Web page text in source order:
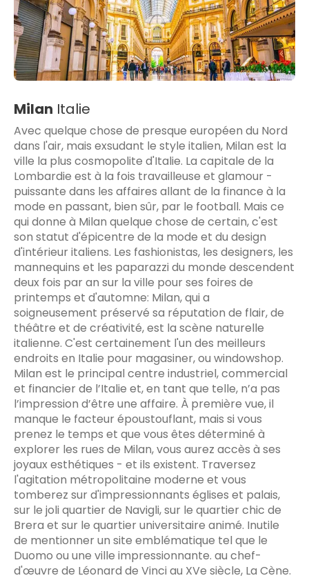
Milan Italie
Avec quelque chose de presque européen du Nord
dans l'air, mais exsudant le style italien, Milan est la
ville la plus cosmopolite d'Italie. La capitale de la
Lombardie est à la fois travailleuse et glamour -
puissante dans les affaires allant de la finance à la
mode en passant, bien sûr, par le football. Mais ce
qui donne à Milan quelque chose de certain, c'est
son statut d'épicentre de la mode et du design
d'intérieur italiens. Les fashionistas, les designers, les
mannequins et les paparazzi du monde descendent
deux fois par an sur la ville pour ses foires de
printemps et d'automne: Milan, qui a
soigneusement préservé sa réputation de flair, de
théâtre et de créativité, est la scène naturelle
italienne. C'est certainement l'un des meilleurs
endroits en Italie pour magasiner, ou windowshop.
Milan est le principal centre industriel, commercial
et financier de l’Italie et, en tant que telle, n’a pas
l’impression d’être une affaire. À première vue, il
manque le facteur époustouflant, mais si vous
prenez le temps et que vous êtes déterminé à
explorer les rues de Milan, vous aurez accès à ses
joyaux esthétiques - et ils existent. Traversez
l'agitation métropolitaine moderne et vous
tomberez sur d'impressionnants églises et palais,
sur le joli quartier de Navigli, sur le quartier chic de
Brera et sur le quartier universitaire animé. Inutile
de mentionner un site emblématique tel que le
Duomo ou une ville impressionnante. au chef-
d'œuvre de Léonard de Vinci au XVe siècle, La Cène.